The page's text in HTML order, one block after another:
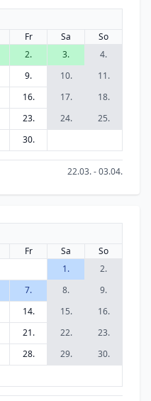
Fr Sa
So
2. 3.
4.
9. 10.
11.
16. 17.
18.
23. 24.
25.
30.
22.03. - 03.04.
Fr Sa
So
1.
2.
7. 8.
9.
14. 15.
16.
21. 22.
23.
28. 29.
30.